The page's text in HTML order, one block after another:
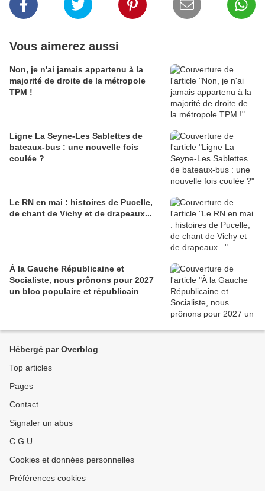
Vous aimerez aussi
Non, je n'ai jamais appartenu à la
majorité de droite de la métropole
TPM !
Ligne La Seyne-Les Sablettes de
bateaux-bus : une nouvelle fois
coulée ?
Le RN en mai : histoires de Pucelle,
de chant de Vichy et de drapeaux...
À la Gauche Républicaine et
Socialiste, nous prônons pour 2027
un bloc populaire et républicain
Hébergé par Overblog
Top articles
Pages
Contact
Signaler un abus
C.G.U.
Cookies et données personnelles
Préférences cookies